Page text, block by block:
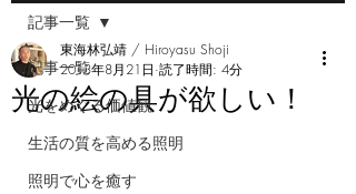
記事一覧
光をめぐる価値観
生活の質を高める照明
照明で心を癒す
記事一覧
光の絵の具が欲しい！
東海林弘靖 / Hiroyasu Shoji
2013年8月21日 読了時間: 4分